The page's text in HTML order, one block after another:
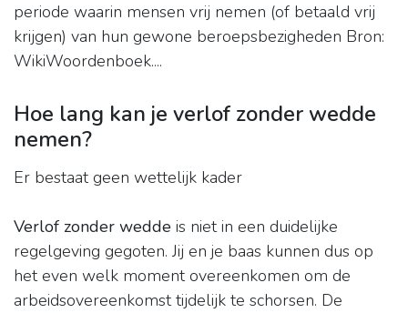
periode waarin mensen vrij nemen (of betaald vrij
krijgen) van hun gewone beroepsbezigheden Bron:
WikiWoordenboek....
Hoe lang kan je verlof zonder wedde
nemen?
Er bestaat geen wettelijk kader
Verlof zonder wedde is niet in een duidelijke
regelgeving gegoten. Jij en je baas kunnen dus op
het even welk moment overeenkomen om de
arbeidsovereenkomst tijdelijk te schorsen. De